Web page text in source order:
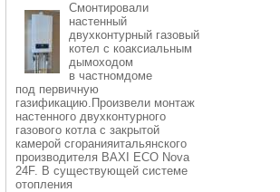
Смонтировали
настенный
двухконтурный газовый
котел с коаксиальным
дымоходом
в частномдоме
под первичную
газификацию.Произвели монтаж
настенного двухконтурного
газового котла с закрытой
камерой сгоранияитальянского
производителя BAXI ECO Nova
24F. В существующей системе
отопления